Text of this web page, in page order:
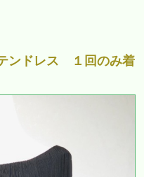
ンドレス １回のみ着